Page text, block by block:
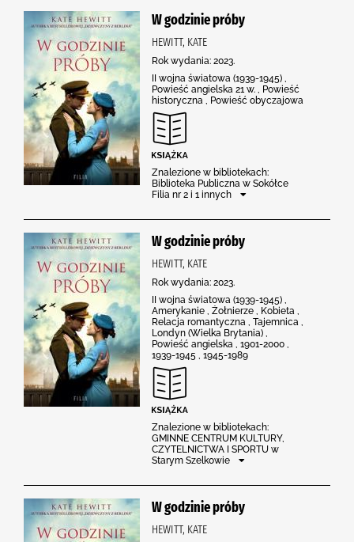
W godzinie próby
HEWITT, KATE
Rok wydania: 2023.
II wojna światowa (1939-1945) ,
Powieść angielska 21 w. , Powieść
historyczna , Powieść obyczajowa
Znalezione w bibliotekach:
Biblioteka Publiczna w Sokółce
Filia nr 2 i 1 innych
W godzinie próby
HEWITT, KATE
Rok wydania: 2023.
II wojna światowa (1939-1945) ,
Amerykanie , Żołnierze , Kobieta ,
Relacja romantyczna , Tajemnica ,
Londyn (Wielka Brytania) ,
Powieść angielska , 1901-2000 ,
1939-1945 , 1945-1989
Znalezione w bibliotekach:
GMINNE CENTRUM KULTURY,
CZYTELNICTWA I SPORTU w
Starym Szelkowie
W godzinie próby
HEWITT, KATE